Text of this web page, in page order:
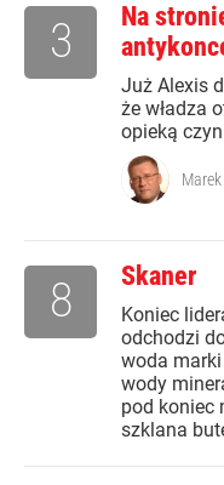
Na
Już Alexis
że władza
opieką
3
Skaner
Koniec
odchodzi
woda
wody
pod koniec
szklana
8